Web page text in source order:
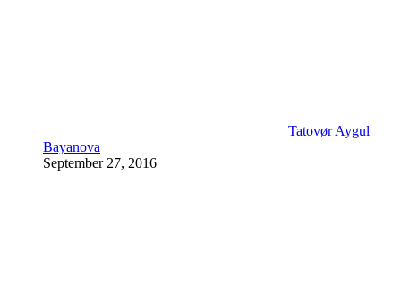
Tatovør Aygul
Bayanova
September 27, 2016